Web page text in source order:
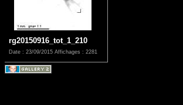
rg20150916_tot_1_210
Date : 23/09/2015 Affichages : 2281